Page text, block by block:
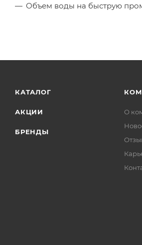
Объем воды на быструю
КАТАЛОГ
АКЦИИ
БРЕНДЫ
О